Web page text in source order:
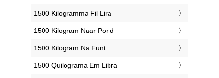
‎1500 Kilogramma Fil Lira
‎1500 Kilogram Naar Pond
‎1500 Kilogram Na Funt
‎1500 Quilograma Em Libra